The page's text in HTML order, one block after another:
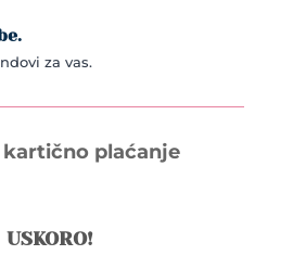
za vas.
plaćanje
USKORO!